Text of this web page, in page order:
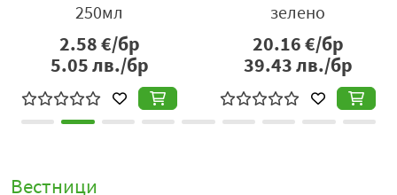
бъдат информирани в реално време за най-важното в
спортния свят. Той е разпознаваемо име сред
спортните медии в България и се използва като
източник на информация и коментар от много
спортни фенове.
250мл
2.58€/бр
5.05лв./бр
зелено
20.16€/бр
39.43лв./бр
Вестници